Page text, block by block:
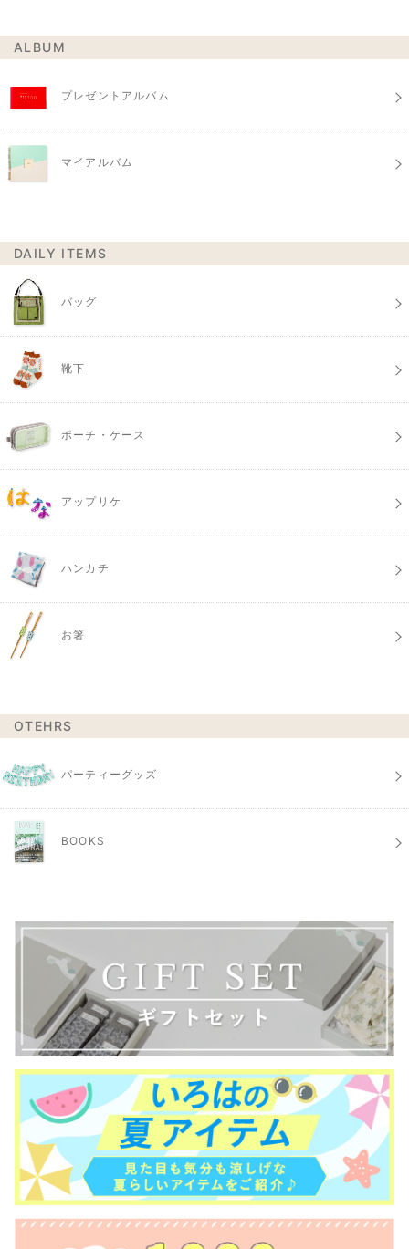
ALBUM
プレゼントアルバム
マイアルバム
DAILY ITEMS
バッグ
靴下
ポーチ・ケース
アップリケ
ハンカチ
お箸
OTEHRS
パーティーグッズ
BOOKS